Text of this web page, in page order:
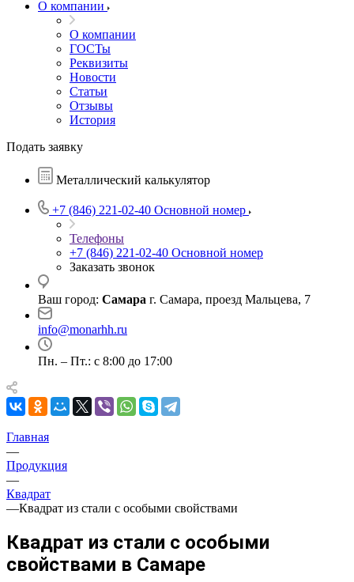
О компании
О компании
ГОСТы
Реквизиты
Новости
Статьи
Отзывы
История
Подать заявку
Металлический калькулятор
+7 (846) 221-02-40 Основной номер
Телефоны
+7 (846) 221-02-40 Основной номер
Заказать звонок
Ваш город: Самара г. Самара, проезд Мальцева, 7
info@monarhh.ru
Пн. – Пт.: с 8:00 до 17:00
Главная
—
Продукция
—
Квадрат
—Квадрат из стали с особыми свойствами
Квадрат из стали с особыми
свойствами в Самаре